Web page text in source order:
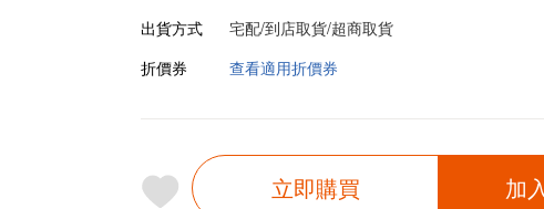
出貨方式
宅配/到店取貨/超商取貨
折價券
查看適用折價券
立即購買 加